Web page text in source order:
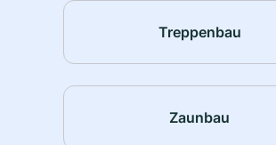
Treppenbau
Zaunbau